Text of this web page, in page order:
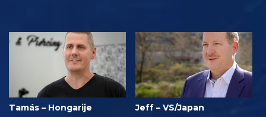
Tamás – Hongarije Jeff – VS/Japan